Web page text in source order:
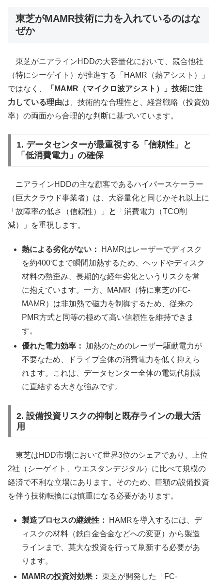
東芝がMAMR技術に力を入れているのはな
ぜか
東芝がニアラインHDDの大容量化において、競合他社
（特にシーゲイト）が推進する「HAMR（熱アシスト）」
ではなく、
「MAMR（マイクロ波アシスト）」技術に注
力している理由は、技術的な合理性と、経営戦略（投資効
率）の両面から合理的な判断に基づいています。
1. データセンターが最重視する「信頼性」と
「低消費電力」の確保
ニアラインHDDの主な顧客であるハイパースケーラー
（巨大クラウド事業者）は、大容量化と同じかそれ以上に
「故障率の低さ（信頼性）」
と
「消費電力（TCO削
減）」を重視します。
熱による劣化がない：
HAMRはレーザーでディスク
を約400℃まで瞬間加熱するため、ヘッドやディスク
材料の熱歪み、長期的な経年劣化というリスクを常
に抱えています。一方、MAMR（特に東芝のFC-
MAMR）は非加熱で磁力を制御するため、従来の
PMR方式と同等の極めて高い信頼性を維持できま
す。
優れた電力効率：
加熱のためのレーザー駆動電力が
不要なため、ドライブ全体の消費電力を低く抑えら
れます。これは、データセンター全体の電気代削減
に直結する大きな強みです。
2. 設備投資リスクの抑制と既存ラインの最大活
用
東芝はHDD市場において世界3位のシェアであり、上位
2社（シーゲイト、ウエスタンデジタル）に比べて規模の
経済で不利な立場にあります。そのため、巨額の設備投資
を伴う技術転換には慎重になる必要があります。
製造プロセスの継続性：
HAMRを導入するには、デ
ィスクの材料（鉄白金合金などへの変更）から製造
ラインまで、莫大な投資を行って刷新する必要があ
ります。
MAMRの投資対効果： 東芝が開発した「FC-